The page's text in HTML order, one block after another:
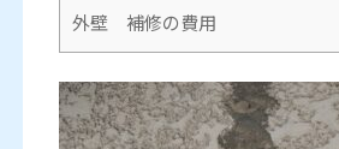
外壁 補修の費用